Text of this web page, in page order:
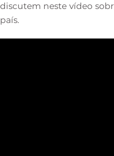
discutem neste vídeo
país.